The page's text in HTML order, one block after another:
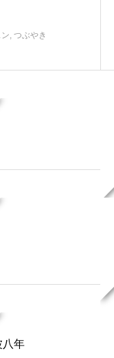
つぶやき
八年